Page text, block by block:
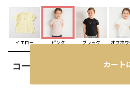
イエロー ピンク ブラック オフホワ
コーディネート カート